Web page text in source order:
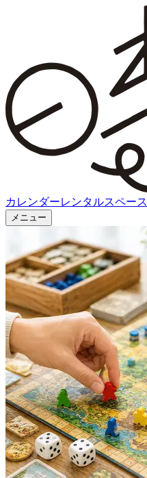
カレンダーレンタルスペース
メニュー